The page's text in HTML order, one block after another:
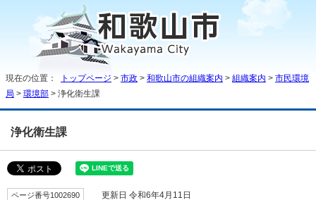
現在の位置： トップページ > 市政 > 和歌山市の組織案内 > 組織案内 > 市民環境
局 > 環境部 > 浄化衛生課
浄化衛生課
ページ番号1002690 更新日 令和6年4月11日